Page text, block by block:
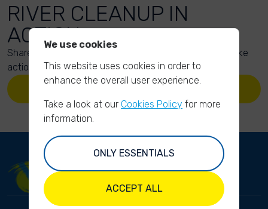
RIVER CLEANUP IN
ACTION
Share your action photos here and inspire others to take
action too!
UPLOAD YOUR PHOTOS
We use cookies
This website uses cookies in order to
enhance the overall user experience.
Take a look at our Cookies Policy for more
information.
ONLY ESSENTIALS
ACCEPT ALL